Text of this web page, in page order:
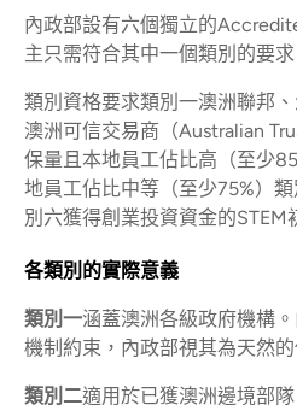
內政部設有六個獨立的
主只需符合其中一個類別的要
類別資格要求類別一澳洲聯邦
澳洲可信交易商（Australian
保量且本地員工佔比高（至少
地員工佔比中等（至少75%）
別六獲得創業投資資金的STEM
各類別的實際意義
類別一涵蓋澳洲各級政府機構
機制約束，內政部視其為天然
類別二適用於已獲澳洲邊境部